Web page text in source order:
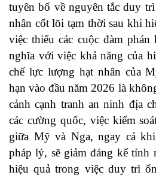
tuyên bố về nguyên tắc duy
nhân cốt lõi tạm thời sau khi
việc thiếu các cuộc đàm phán
nghĩa với việc khả năng của
chế lực lượng hạt nhân của
hạn vào đầu năm 2026 là
cảnh cạnh tranh an ninh địa
các cường quốc, việc kiểm
giữa Mỹ và Nga, ngay cả
pháp lý, sẽ giảm đáng kể tính
hiệu quả trong việc duy trì